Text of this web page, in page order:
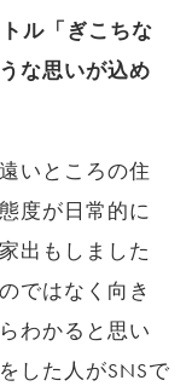
ル「ぎこちな
な思いが込め
いところの住
度が日常的に
出もしました
ではなく向き
わかると思い
した人がSNSで